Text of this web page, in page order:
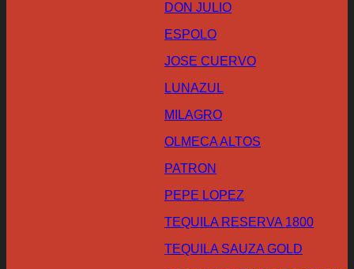
DON JULIO
ESPOLO
JOSE CUERVO
LUNAZUL
MILAGRO
OLMECA ALTOS
PATRON
PEPE LOPEZ
TEQUILA RESERVA 1800
TEQUILA SAUZA GOLD